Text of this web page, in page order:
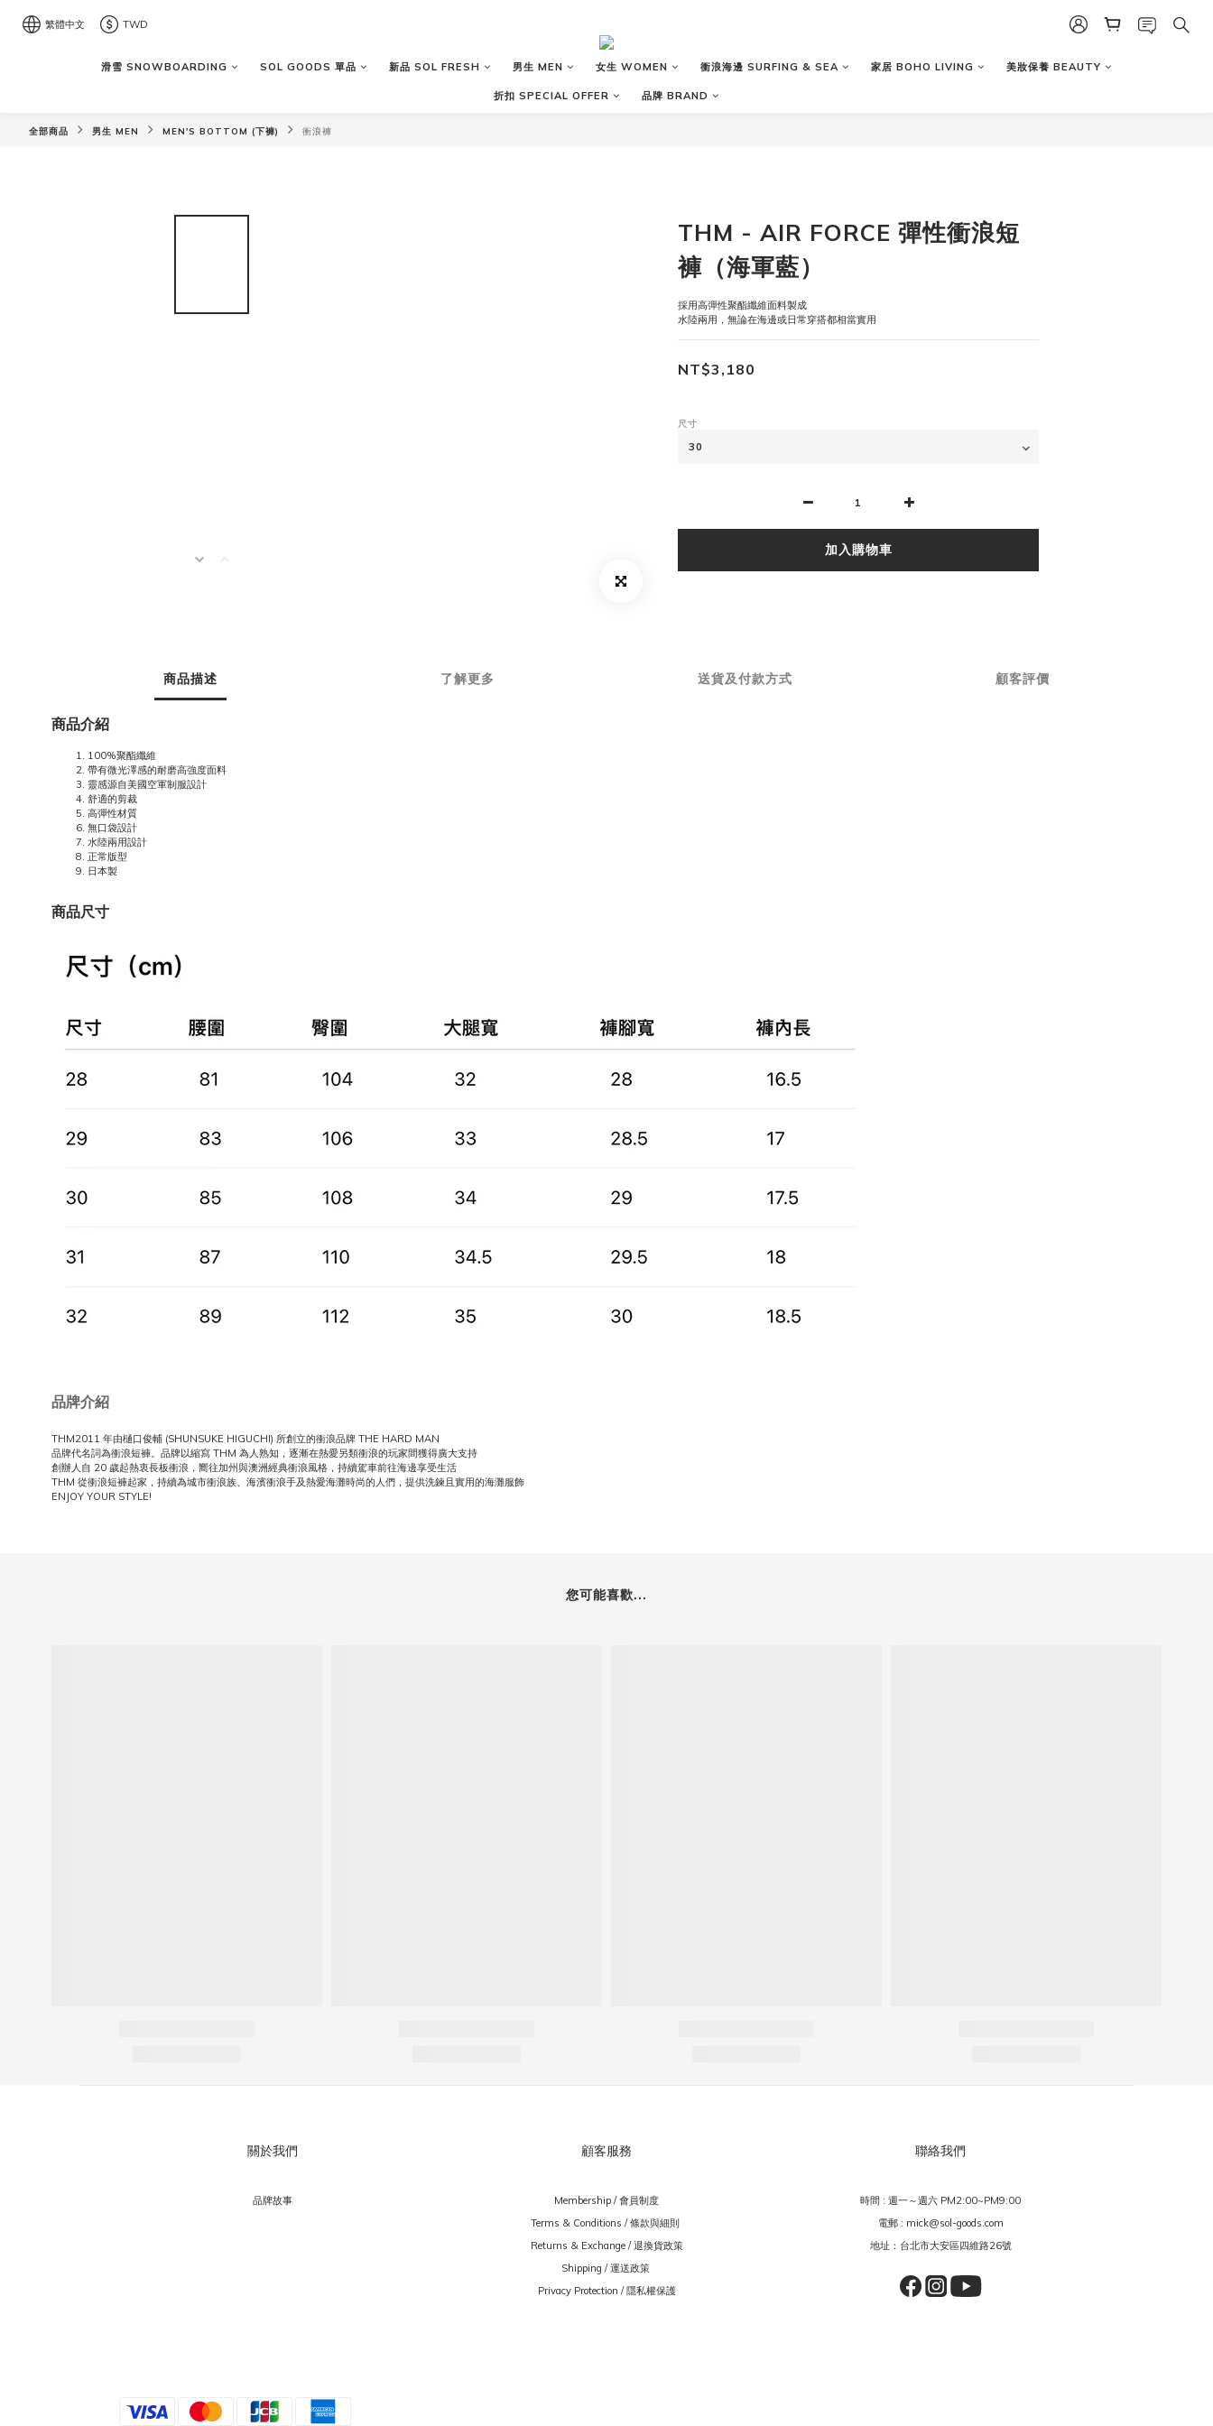
繁體中文 TWD
滑雪 SNOWBOARDING SOL GOODS 單品 新品 SOL FRESH 男生 MEN 女生 WOMEN 衝浪海邊 SURFING & SEA 家居 BOHO LIVING 美妝保養 BEAUTY
折扣 SPECIAL OFFER 品牌 BRAND
全部商品 男生 MEN MEN'S BOTTOM (下褲) 衝浪褲
THM - AIR FORCE 彈性衝浪短
褲（海軍藍）
採用高彈性聚酯纖維面料製成
水陸兩用，無論在海邊或日常穿搭都相當實用
NT$3,180
尺寸
加入購物車
商品描述 了解更多 送貨及付款方式 顧客評價
商品介紹
100%聚酯纖維
帶有微光澤感的耐磨高強度面料
靈感源自美國空軍制服設計
舒適的剪裁
高彈性材質
無口袋設計
水陸兩用設計
正常版型
日本製
商品尺寸
品牌介紹
THM2011 年由樋口俊輔 (SHUNSUKE HIGUCHI) 所創立的衝浪品牌 THE HARD MAN
品牌代名詞為衝浪短褲。品牌以縮寫 THM 為人熟知，逐漸在熱愛另類衝浪的玩家間獲得廣大支持
創辦人自 20 歲起熱衷長板衝浪，嚮往加州與澳洲經典衝浪風格，持續駕車前往海邊享受生活
THM 從衝浪短褲起家，持續為城市衝浪族、海濱衝浪手及熱愛海灘時尚的人們，提供洗鍊且實用的海灘服飾
ENJOY YOUR STYLE!
您可能喜歡...
關於我們
品牌故事
顧客服務
Membership / 會員制度
Terms & Conditions / 條款與細則
Returns & Exchange / 退換貨政策
Shipping / 運送政策
Privacy Protection / 隱私權保護
聯絡我們
時間 : 週一～週六 PM2:00~PM9:00
電郵 : mick@sol-goods.com
地址：台北市大安區四維路26號